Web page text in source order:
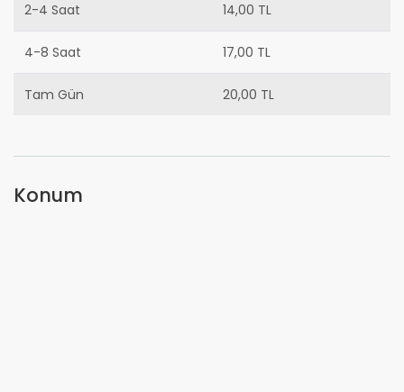
2-4 Saat 14,00 TL
4-8 Saat 17,00 TL
Tam Gün 20,00 TL
Konum